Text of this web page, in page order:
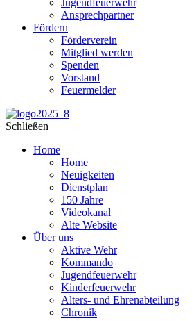
Jugendfeuerwehr
Ansprechpartner
Fördern
Förderverein
Mitglied werden
Spenden
Vorstand
Feuermelder
Schließen
Home
Home
Neuigkeiten
Dienstplan
150 Jahre
Videokanal
Alte Website
Über uns
Aktive Wehr
Kommando
Jugendfeuerwehr
Kinderfeuerwehr
Alters- und Ehrenabteilung
Chronik